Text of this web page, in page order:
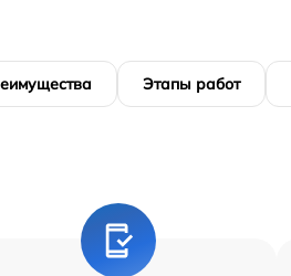
Этапы работ